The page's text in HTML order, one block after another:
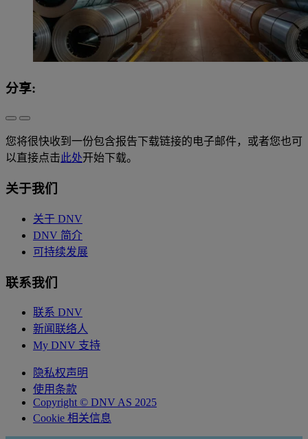
分享:
您将很快收到一份包含报告下载链接的电子邮件，或者您也可
以直接点击此处开始下载。
关于我们
关于 DNV
DNV 简介
可持续发展
联系我们
联系 DNV
新闻联络人
My DNV 支持
隐私权声明
使用条款
Copyright © DNV AS 2025
Cookie 相关信息